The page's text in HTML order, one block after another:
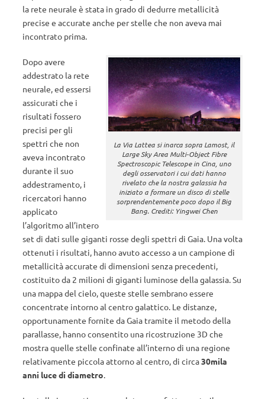
la rete neurale è stata in grado di dedurre metallicità
precise e accurate anche per stelle che non aveva mai
incontrato prima.
La Via Lattea si inarca sopra Lamost, il
Large Sky Area Multi-Object Fibre
Spectroscopic Telescope in Cina, uno
degli osservatori i cui dati hanno
rivelato che la nostra galassia ha
iniziato a formare un disco di stelle
sorprendentemente poco dopo il Big
Bang. Crediti: Yingwei Chen
Dopo avere
addestrato la rete
neurale, ed essersi
assicurati che i
risultati fossero
precisi per gli
spettri che non
aveva incontrato
durante il suo
addestramento, i
ricercatori hanno
applicato
l’algoritmo all’intero
set di dati sulle giganti rosse degli spettri di Gaia. Una volta
ottenuti i risultati, hanno avuto accesso a un campione di
metallicità accurate di dimensioni senza precedenti,
costituito da 2 milioni di giganti luminose della galassia. Su
una mappa del cielo, queste stelle sembrano essere
concentrate intorno al centro galattico. Le distanze,
opportunamente fornite da Gaia tramite il metodo della
parallasse, hanno consentito una ricostruzione 3D che
mostra quelle stelle confinate all’interno di una regione
relativamente piccola attorno al centro, di circa30mila
anni luce di diametro.